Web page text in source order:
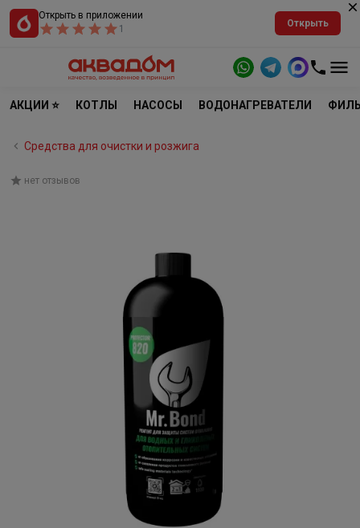
Открыть в приложении
1
Открыть
АКЦИИ ⭐ КОТЛЫ НАСОСЫ ВОДОНАГРЕВАТЕЛИ
Средства для очистки и розжига
нет отзывов